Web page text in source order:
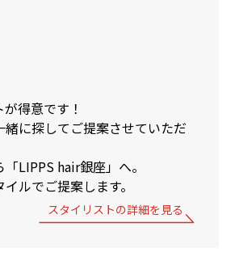
得意です！
に探してご提案させていただ
LIPPS hair銀座」へ。
ルでご提案します。
スタイリストの詳細を見る